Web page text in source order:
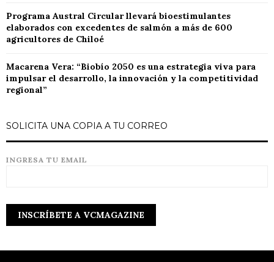
Programa Austral Circular llevará bioestimulantes
elaborados con excedentes de salmón a más de 600
agricultores de Chiloé
Macarena Vera: “Biobío 2050 es una estrategia viva para
impulsar el desarrollo, la innovación y la competitividad
regional”
SOLICITA UNA COPIA A TU CORREO
INGRESA TU EMAIL